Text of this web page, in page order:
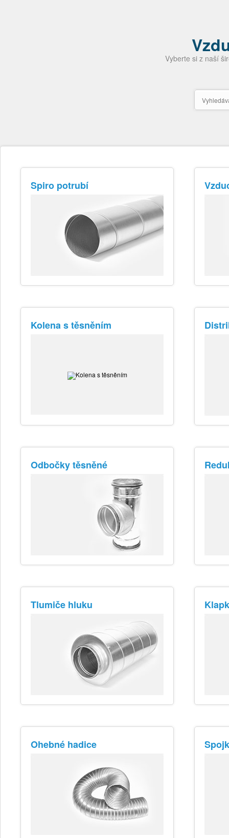
Vyberte si z naší
Spiro potrubí
Kolena s těsněním
Odbočky těsněné
Tlumiče hluku
Ohebné hadice